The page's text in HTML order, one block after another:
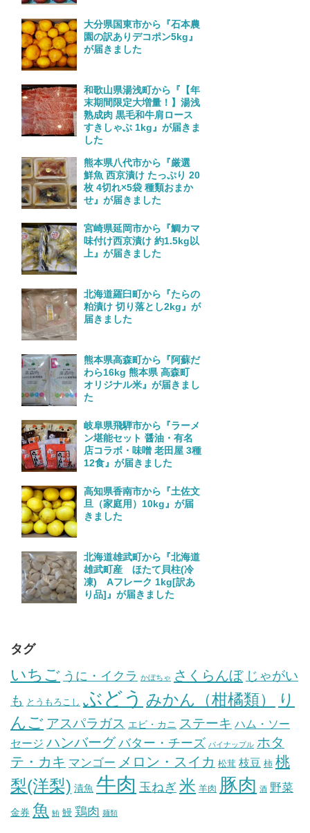
大分県国東市から『石本農
園の訳ありデコポン5kg』
が届きました
和歌山県湯浅町から『【年
末期間限定大増量！】湯浅
熟成肉 黒毛和牛肩ロース
すきしゃぶ 1kg』が届きま
した
熊本県八代市から『厳選
鮮魚 西京漬け たっぷり 20
枚 4切れ×5袋 種類おまか
せ』が届きました
宮崎県延岡市から『鯛カマ
味付け西京漬け 約1.5kg以
上』が届きました
北海道羅臼町から『たらの
粕漬け 切り落とし2kg』が
届きました
熊本県高森町から『阿蘇だ
わら16kg 熊本県 高森町
オリジナル米』が届きまし
た
岐阜県飛騨市から『ラーメ
ン堪能セット 醤油・有名
店コラボ・味噌 老田屋 3種
12食』が届きました
高知県香南市から『土佐文
旦（家庭用）10kg』が届
きました
北海道雄武町から『北海道
雄武町産 ほたて貝柱(冷
凍) Aフレーク 1kg[訳あ
り品]』が届きました
タグ
いちご うに・イクラ かぼちゃ さくらんぼ じゃがい
も とうもろこし ぶどう みかん（柑橘類）
り
んご アスパラガス エビ・カニ ステーキ ハム・ソー
セージ ハンバーグ バター・チーズ パイナップル ホタ
テ・カキ マンゴー メロン・スイカ 松茸 枝豆 柿 桃
梨(洋梨) 漬魚 牛肉 玉ねぎ 米 羊肉 豚肉 酒 野菜
金券 魚 鮪 鰻 鶏肉 麺類